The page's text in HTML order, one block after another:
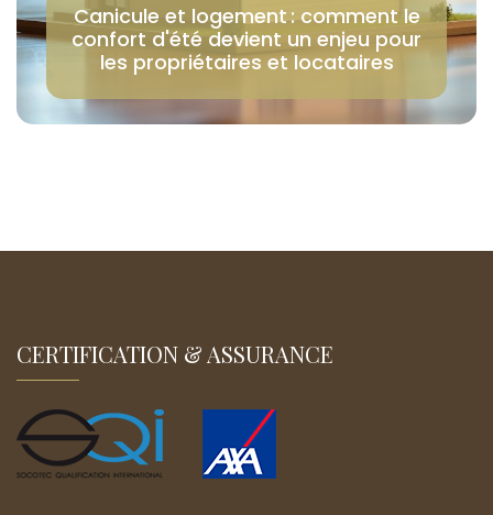
Canicule et logement : comment le
confort d'été devient un enjeu pour
les propriétaires et locataires
CERTIFICATION & ASSURANCE